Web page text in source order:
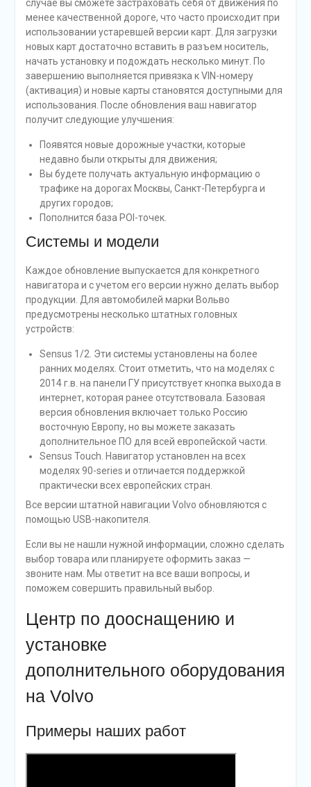
случае вы сможете застраховать себя от движения по
менее качественной дороге, что часто происходит при
использовании устаревшей версии карт. Для загрузки
новых карт достаточно вставить в разъем носитель,
начать установку и подождать несколько минут. По
завершению выполняется привязка к VIN-номеру
(активация) и новые карты становятся доступными для
использования. После обновления ваш навигатор
получит следующие улучшения:
Появятся новые дорожные участки, которые
недавно были открыты для движения;
Вы будете получать актуальную информацию о
трафике на дорогах Москвы, Санкт-Петербурга и
других городов;
Пополнится база POI-точек.
Системы и модели
Каждое обновление выпускается для конкретного
навигатора и с учетом его версии нужно делать выбор
продукции. Для автомобилей марки Вольво
предусмотрены несколько штатных головных
устройств:
Sensus 1/2. Эти системы установлены на более
ранних моделях. Стоит отметить, что на моделях с
2014 г.в. на панели ГУ присутствует кнопка выхода в
интернет, которая ранее отсутствовала. Базовая
версия обновления включает только Россию
восточную Европу, но вы можете заказать
дополнительное ПО для всей европейской части.
Sensus Touch. Навигатор установлен на всех
моделях 90-series и отличается поддержкой
практически всех европейских стран.
Все версии штатной навигации Volvo обновляются с
помощью USB-накопителя.
Если вы не нашли нужной информации, сложно сделать
выбор товара или планируете оформить заказ —
звоните нам. Мы ответит на все ваши вопросы, и
поможем совершить правильный выбор.
Центр по дооснащению и
установке
дополнительного оборудования
на Volvo
Примеры наших работ